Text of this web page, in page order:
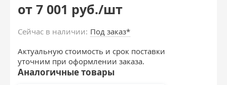
от 7 001 руб./шт
Сейчас в наличии: Под заказ*
Актуальную стоимость и срок поставки
уточним при оформлении заказа.
Аналогичные товары